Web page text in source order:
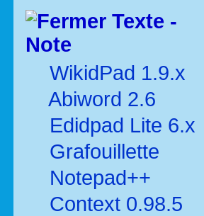
Texte -
Note
WikidPad 1.9.x
Abiword 2.6
Edidpad Lite 6.x
Grafouillette
Notepad++
Context 0.98.5